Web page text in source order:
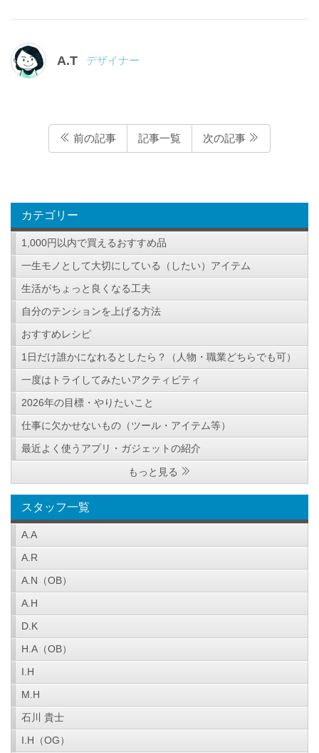
A.T デザイナー
前の記事 記事一覧 次の記事
カテゴリー
1,000円以内で買えるおすすめ品
一生モノとして大切にしている（したい）アイテム
生活がちょっと良くなる工夫
自分のテンションを上げる方法
おすすめレシピ
1日だけ誰かになれるとしたら？（人物・職業どちらでも可）
一度はトライしてみたいアクティビティ
2026年の目標・やりたいこと
仕事に欠かせないもの（ツール・アイテム等）
最近よく使うアプリ・ガジェットの紹介
もっと見る
スタッフ一覧
A.A
A.R
A.N（OB）
A.H
D.K
H.A（OB）
I.H
M.H
石川 貴士
I.H（OG）